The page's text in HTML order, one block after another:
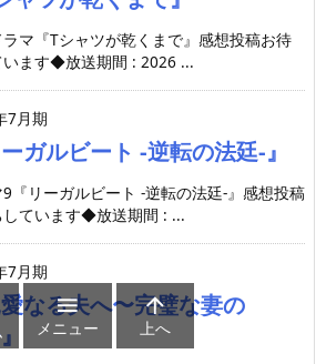
マ『Tシャツが乾くまで』感想投稿お待
います◆放送期間 : 2026 ...
7月期
ーガルビート -逆転の法廷-』
9『リーガルビート -逆転の法廷-』感想投稿
しています◆放送期間 : ...
7月期
愛なる夫へ〜完璧な妻の

メニュー

上へ